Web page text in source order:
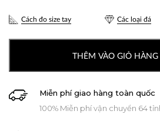
Cách đo size tay Các loại đá
THÊM VÀO GIỎ HÀNG
Miễn phí giao hàng toàn quốc
100% Miễn phí vận chuyển 64